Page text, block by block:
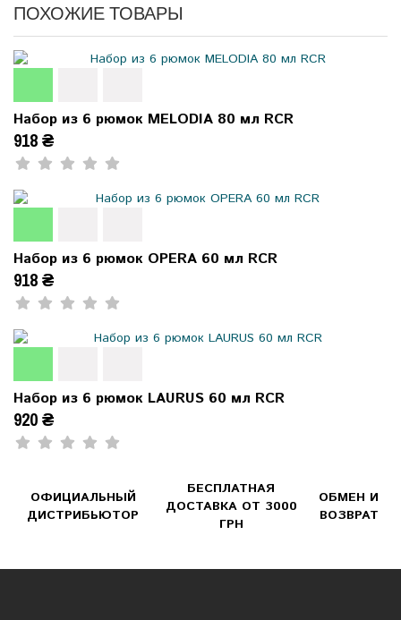
ПОХОЖИЕ ТОВАРЫ
Набор из 6 рюмок MELODIA 80 мл RCR
918 ₴
Набор из 6 рюмок OPERA 60 мл RCR
918 ₴
Набор из 6 рюмок LAURUS 60 мл RCR
920 ₴
ОФИЦИАЛЬНЫЙ
ДИСТРИБЬЮТОР
БЕСПЛАТНАЯ
ДОСТАВКА ОТ 3000
ГРН
ОБМЕН И
ВОЗВРАТ